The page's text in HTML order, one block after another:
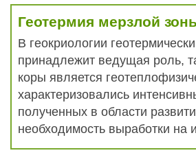
Геотермия мерзлой
В геокриологии
принадлежит ведущая роль,
коры является
характеризовались
полученных в области
необходимость выработки на